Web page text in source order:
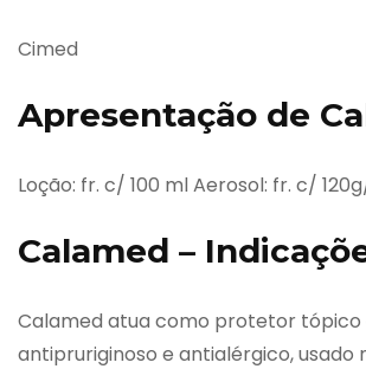
Cimed
Apresentação de
Loção: fr. c/ 100 ml Aerosol: fr. c/
Calamed –
Calamed atua como protetor tópico
antipruriginoso e antialérgico,